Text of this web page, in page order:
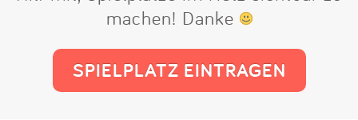
machen! Danke
SPIELPLATZ EINTRAGEN